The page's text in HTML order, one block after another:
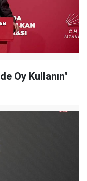
Oy Kullanın"